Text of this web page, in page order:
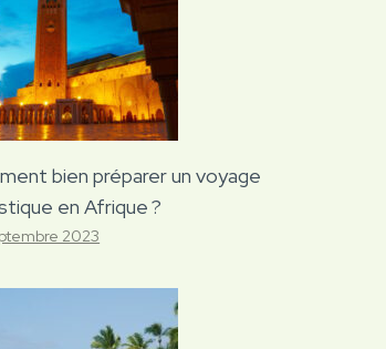
bien préparer un voyage
en Afrique ?
2023